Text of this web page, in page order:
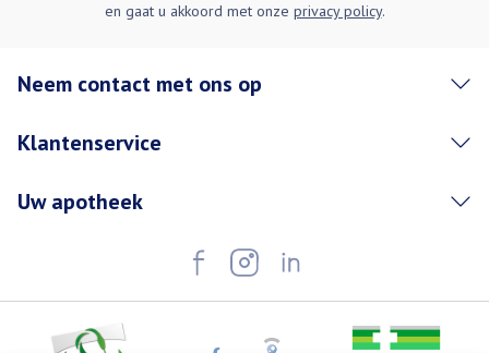
en gaat u akkoord met onze privacy policy.
Neem contact met ons op
Klantenservice
Uw apotheek